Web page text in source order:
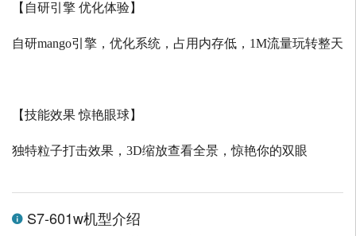
【自研引擎 优化体验】
自研mango引擎，优化系统，占用内存低， 1M流量玩转整天
【技能效果 惊艳眼球】
独特粒子打击效果， 3D缩放查看全景，惊艳你的双眼
S7-601w机型介绍